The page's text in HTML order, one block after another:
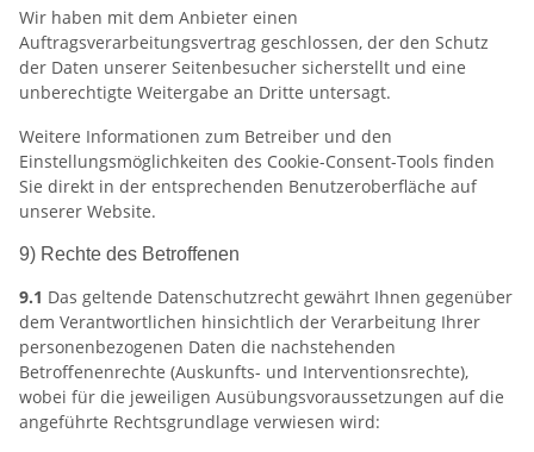
Wir haben mit dem Anbieter einen
Auftragsverarbeitungsvertrag geschlossen, der den Schutz
der Daten unserer Seitenbesucher sicherstellt und eine
unberechtigte Weitergabe an Dritte untersagt.
Weitere Informationen zum Betreiber und den
Einstellungsmöglichkeiten des Cookie-Consent-Tools finden
Sie direkt in der entsprechenden Benutzeroberfläche auf
unserer Website.
9) Rechte des Betroffenen
9.1 Das geltende Datenschutzrecht gewährt Ihnen gegenüber
dem Verantwortlichen hinsichtlich der Verarbeitung Ihrer
personenbezogenen Daten die nachstehenden
Betroffenenrechte (Auskunfts- und Interventionsrechte),
wobei für die jeweiligen Ausübungsvoraussetzungen auf die
angeführte Rechtsgrundlage verwiesen wird: